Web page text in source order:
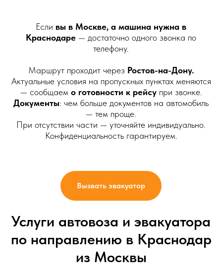
Если вы в Москве, а машина нужна в
Краснодаре — достаточно одного звонка по
телефону.
Маршрут проходит через Ростов-на-Дону.
Актуальные условия на пропускных пунктах меняются
— сообщаем о готовности к рейсупри звонке.
Документы: чем больше документов на автомобиль
— тем проще.
При отсутствии части — уточняйте индивидуально.
Конфиденциальность гарантируем.
Вызвать эвакуатор
Услуги автовоза и эвакуатора
по направлению в Краснодар
из Москвы